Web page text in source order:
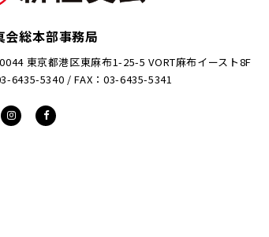
会総本部事務局
東京都港区東麻布1-25-5 VORT麻布イースト8F
6435-5340 / FAX：03-6435-5341